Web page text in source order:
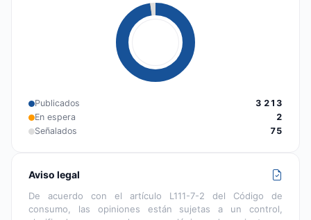
Publicados
3 213
En espera
2
Señalados
75
Aviso legal
De acuerdo con el artículo L111-7-2 del Código de
consumo, las opiniones están sujetas a un control,